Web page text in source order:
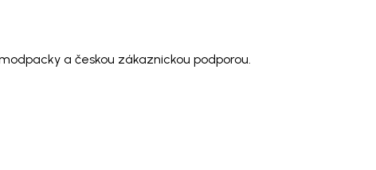
a českou zákaznickou podporou.